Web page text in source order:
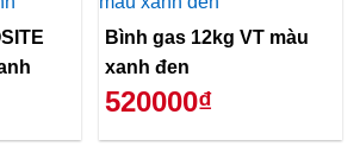
Bình gas 12kg VT màu
xanh đen
520000₫